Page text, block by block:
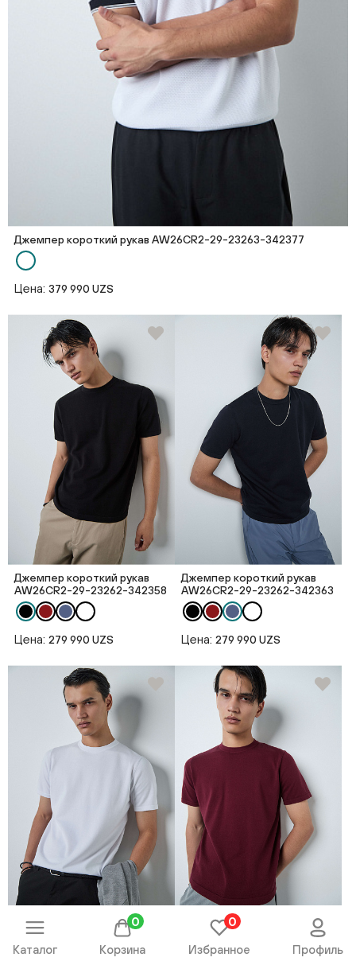
Джемпер короткий рукав AW26CR2-29-23263-342377
Цена: 379 990 UZS
Джемпер короткий рукав
AW26CR2-29-23262-342358
Цена: 279 990 UZS
Джемпер короткий рукав
AW26CR2-29-23262-342363
Цена: 279 990 UZS
Джемпер короткий рукав
AW26CR2-29-23262-342368
Джемпер короткий рукав
AW26CR2-29-23262-342373
Каталог Корзина
0
Избранное
0
Профиль